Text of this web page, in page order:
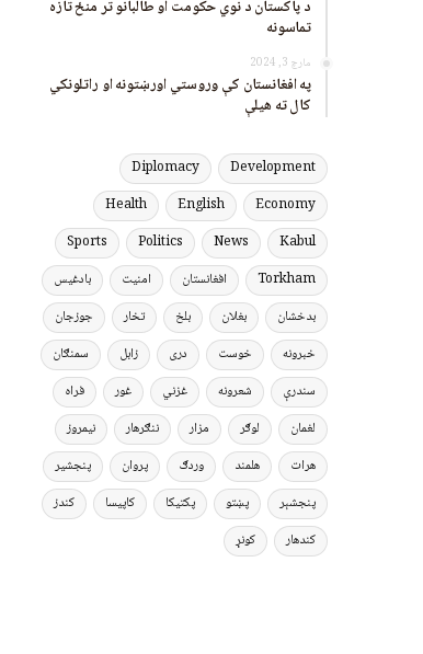
د پاکستان د نوي حکومت او طالبانو تر منځ تازه
تماسونه
مارچ 3, 2024
په افغانستان کې وروستي اورښتونه او راتلونکي
کال ته هیلې
Development
Diplomacy
Economy
English
Health
Kabul
News
Politics
Sports
Torkham
افغانستان امنیت
بادغیس
بدخشان
بغلان بلخ تخار
جوزجان
خبرونه
خوست دری زابل
سمنګان
سندرې
شعرونه غزني غور
فراه
لغمان
لوګر مزار ننګرهار
نیمروز
هرات
هلمند وردګ پروان
پنجشیر
پنجشېر
پښتو پکتیکا کاپیسا
کندز
کندهار
کونړ